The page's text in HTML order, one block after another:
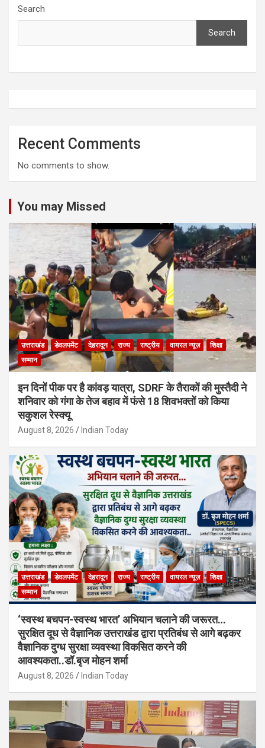
Search
Search
Recent Comments
No comments to show.
You may Missed
उत्तराखंड डेवलपमेंट देहरादून राज्य राष्ट्रीय वायरल न्यूज़
शिक्षा
सम्मान
इन दिनों पीक पर है कांवड़ यात्रा, SDRF के तैराकों की मुस्तैदी ने
शनिवार को गंगा के तेज बहाव में फंसे 18 शिवभक्तों को किया
सकुशल रेस्क्यू
August 8, 2026 Indian Today
उत्तराखंड डेवलपमेंट देहरादून राज्य राष्ट्रीय वायरल न्यूज़
शिक्षा
सम्मान
‘स्वस्थ बचपन-स्वस्थ भारत’ अभियान चलाने की जरूरत…
सुरक्षित दूध से वैज्ञानिक उत्तराखंड द्वारा प्रतिबंध से आगे बढ़कर
वैज्ञानिक दुग्ध सुरक्षा व्यवस्था विकसित करने की
आवश्यकता..डॉ.बृज मोहन शर्मा
August 8, 2026 Indian Today